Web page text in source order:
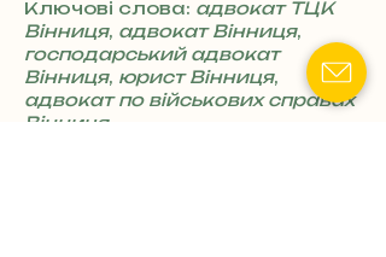
8
4
Ключові слова: адвокат ТЦК
Вінниця, адвокат Вінниця,
господарський адвокат
Вінниця, юрист Вінниця,
адвокат по військових справах
Вінниця